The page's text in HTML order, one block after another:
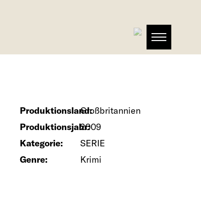
Produktionsland:Großbritannien
Produktionsjahr:2009
Kategorie:
SERIE
Genre:
Krimi